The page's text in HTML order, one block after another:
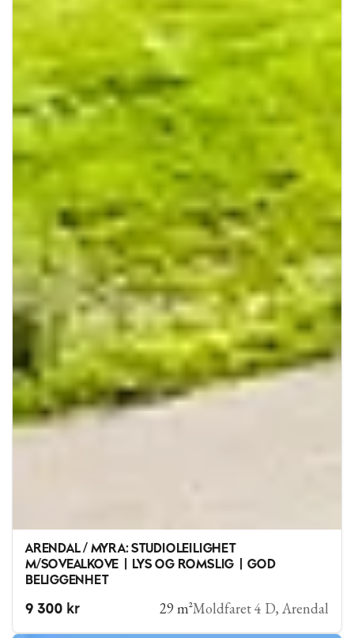
ARENDAL / MYRA: STUDIOLEILIGHET
M/SOVEALKOVE | LYS OG ROMSLIG | GOD
BELIGGENHET
Moldfaret 4 D, Arendal
9 300 kr 29 m²